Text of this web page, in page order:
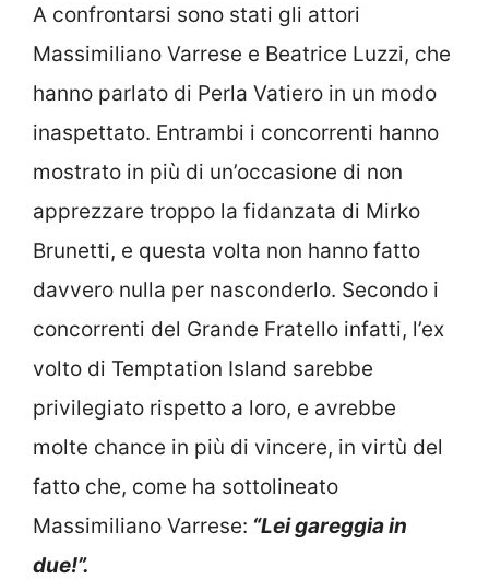
A confrontarsi sono stati gli attori
Massimiliano Varrese e Beatrice Luzzi, che
hanno parlato di Perla Vatiero in un modo
inaspettato. Entrambi i concorrenti hanno
mostrato in più di un’occasione di non
apprezzare troppo la fidanzata di Mirko
Brunetti, e questa volta non hanno fatto
davvero nulla per nasconderlo. Secondo i
concorrenti del Grande Fratello infatti, l’ex
volto di Temptation Island sarebbe
privilegiato rispetto a loro, e avrebbe
molte chance in più di vincere, in virtù del
fatto che, come ha sottolineato
Massimiliano Varrese: “Lei gareggia in
due!”.